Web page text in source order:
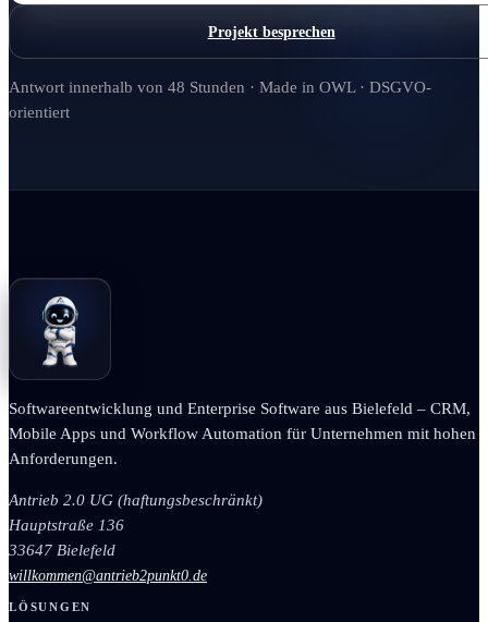
Projekt besprechen
Antwort innerhalb von 48 Stunden · Made in OWL · DSGVO-
orientiert
Softwareentwicklung und Enterprise Software aus Bielefeld – CRM,
Mobile Apps und Workflow Automation für Unternehmen mit hohen
Anforderungen.
Antrieb 2.0 UG (haftungsbeschränkt)
Hauptstraße 136
33647 Bielefeld
willkommen@antrieb2punkt0.de
LÖSUNGEN